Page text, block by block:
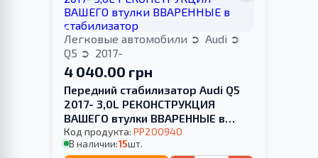
Легковые автомобили
Audi
Q5
2017-
4 040.00 грн
Передний стабилизатор Audi Q5
2017- 3,0L РЕКОНСТРУКЦИЯ
ВАШЕГО втулки ВВАРЕННЫЕ в
стабилизатор
Код продукта: PP200940
В наличии:15шт.